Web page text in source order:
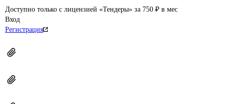
Доступно только с лицензией «Тендеры» за 750 ₽ в мес
Вход
Регистрация